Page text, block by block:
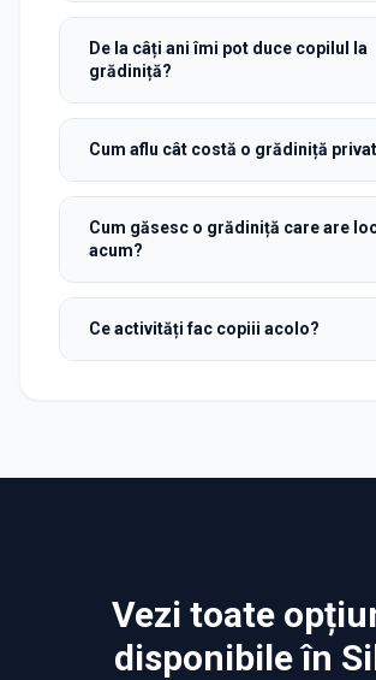
De la câți ani îmi pot duce copilul la
grădiniță?
Cum aflu cât costă o grădiniță
Cum găsesc o grădiniță care are
acum?
Ce activități fac copiii acolo?
Vezi toate
disponibile în